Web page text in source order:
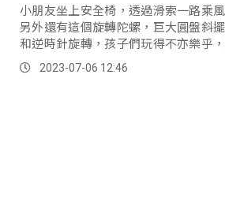
小朋友坐上安全椅，透過滑索一路乘
另外還有這個旋轉陀螺，巨大圓盤斜
和逆時針旋轉，孩子們玩得不亦樂乎，
連一旁家長也忍不住，豁出去一起玩。
2023-07-06 12:46